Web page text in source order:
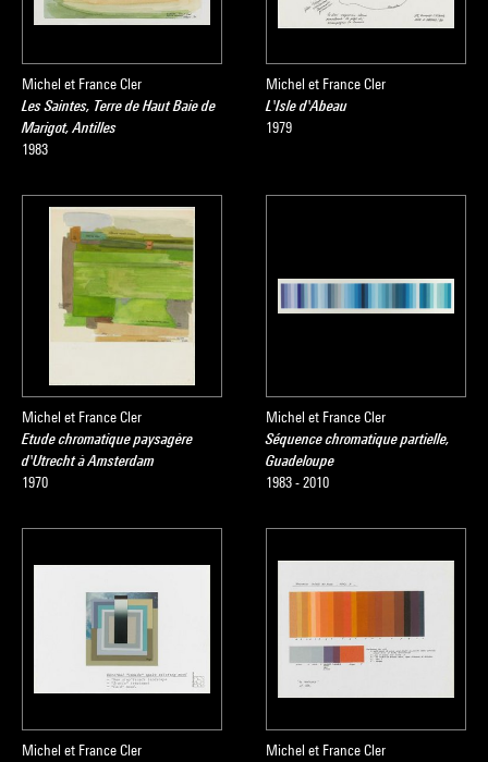
Michel et France Cler
Les Saintes, Terre de Haut Baie de
Marigot, Antilles
1983
Michel et France Cler
L'Isle d'Abeau
1979
Michel et France Cler
Etude chromatique paysagère
d'Utrecht à Amsterdam
1970
Michel et France Cler
Séquence chromatique partielle,
Guadeloupe
1983 - 2010
Michel et France Cler
Michel et France Cler